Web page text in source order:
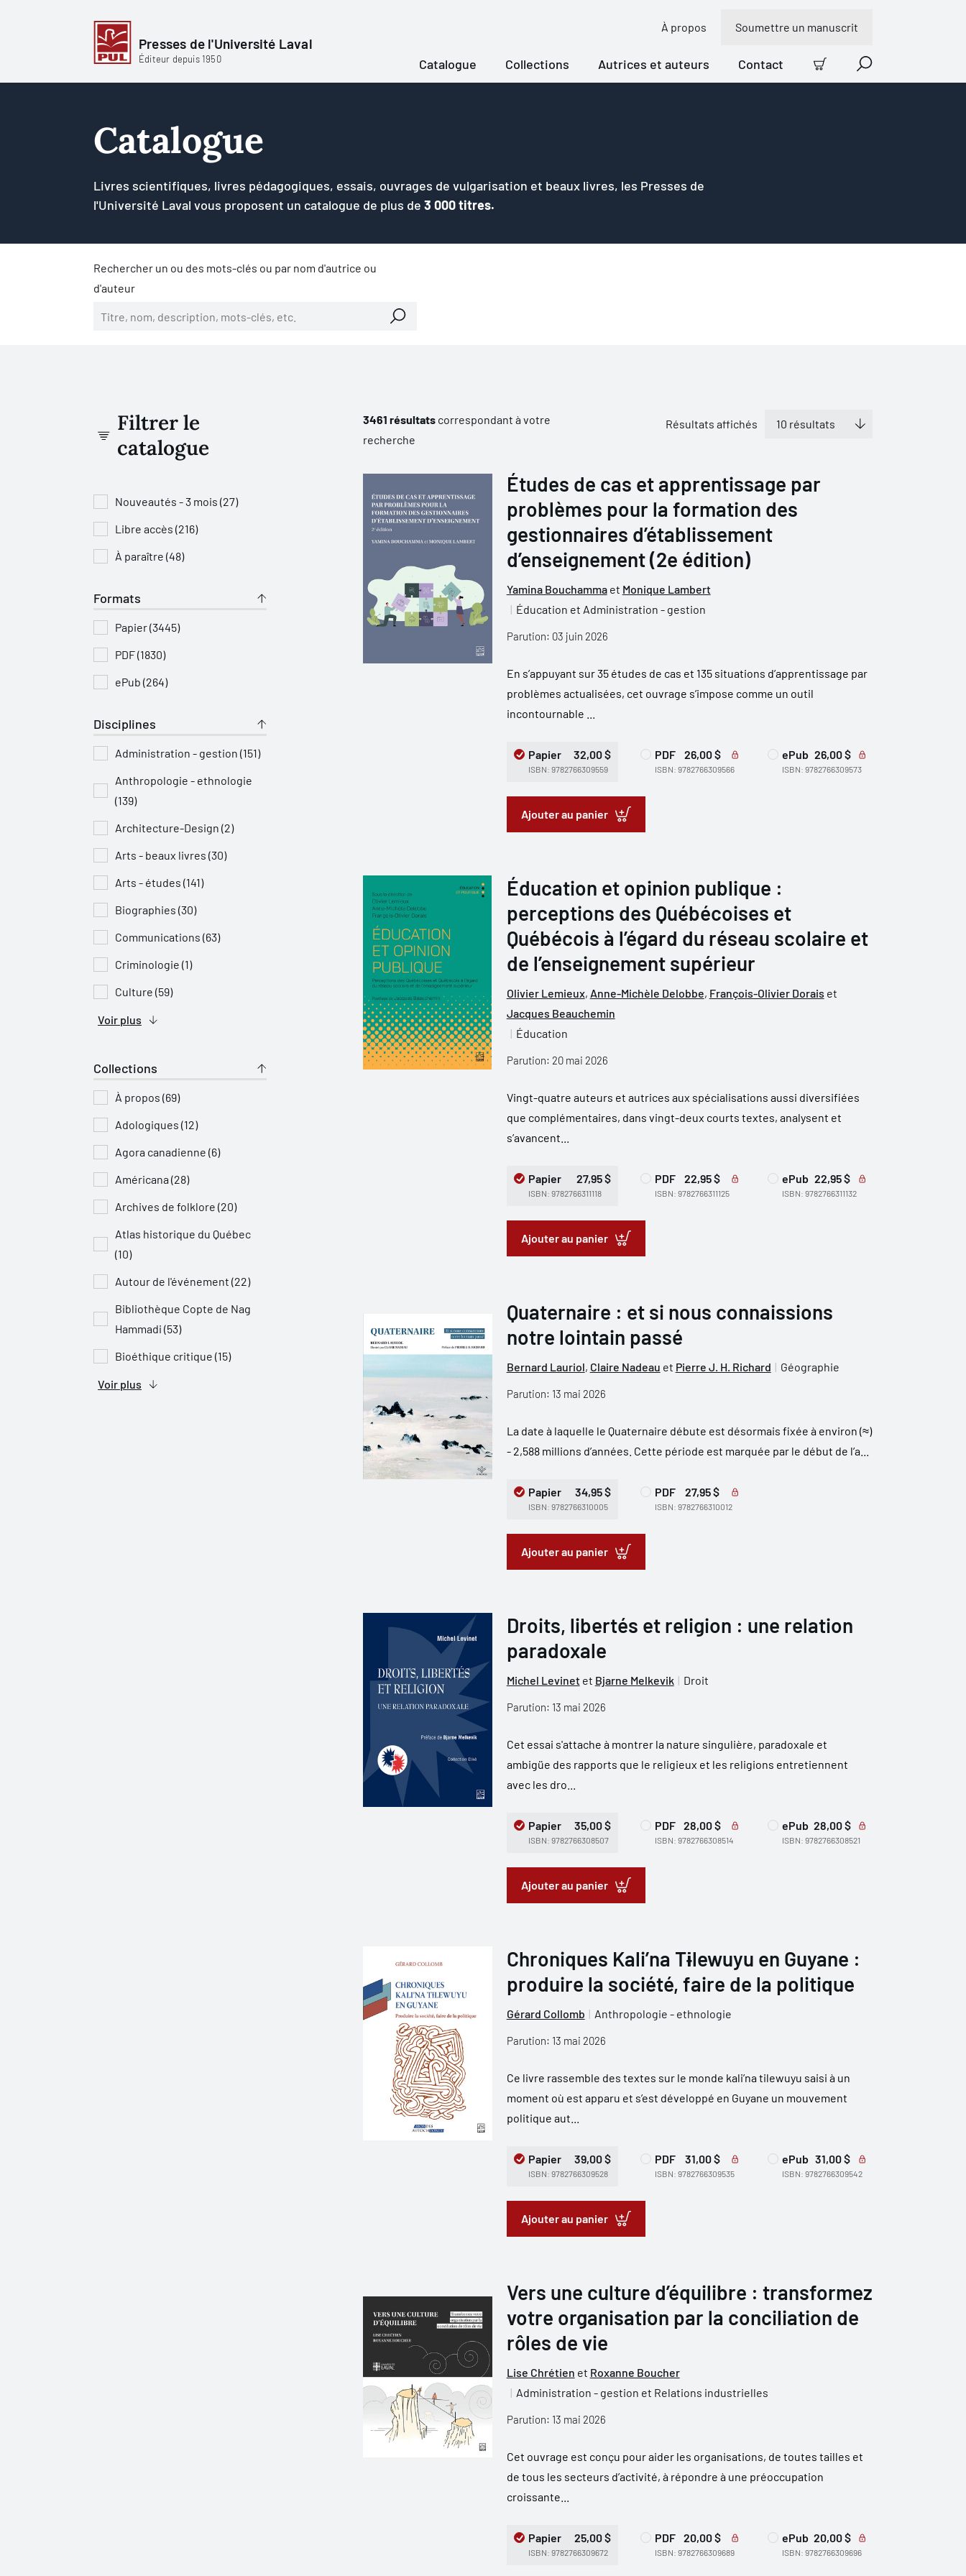
Presses de l'Université Laval
Éditeur depuis 1950
À propos Soumettre un manuscrit
Catalogue Collections Autrices et auteurs Contact
Panier Recherche
Catalogue
Livres scientifiques, livres pédagogiques, essais, ouvrages de vulgarisation et beaux livres, les Presses de
l'Université Laval vous proposent un catalogue de plus de 3 000 titres.
Rechercher un ou des mots-clés ou par nom d'autrice ou
d'auteur
Filtrer le
catalogue
Nouveautés - 3 mois (27)
Libre accès (216)
À paraître (48)
Formats
Papier (3445)
PDF (1830)
ePub (264)
Disciplines
Administration - gestion (151)
Anthropologie - ethnologie
(139)
Architecture-Design (2)
Arts - beaux livres (30)
Arts - études (141)
Biographies (30)
Communications (63)
Criminologie (1)
Culture (59)
Voir plus
Collections
À propos (69)
Adologiques (12)
Agora canadienne (6)
Américana (28)
Archives de folklore (20)
Atlas historique du Québec
(10)
Autour de l'événement (22)
Bibliothèque Copte de Nag
Hammadi (53)
Bioéthique critique (15)
Voir plus
3461 résultatscorrespondant à votre
recherche
Résultats affichés
Études de cas et apprentissage par
problèmes pour la formation des
gestionnaires d’établissement
d’enseignement (2e édition)
Yamina Bouchammaet Monique Lambert
Éducation et Administration - gestion
Parution: 03 juin 2026
En s’appuyant sur 35 études de cas et 135 situations d’apprentissage par
problèmes actualisées, cet ouvrage s’impose comme un outil
incontournable ...
Papier 32,00 $
ISBN: 9782766309559
PDF 26,00 $
ISBN: 9782766309566
ePub 26,00 $
ISBN: 9782766309573
Ajouter au panier
Éducation et opinion publique :
perceptions des Québécoises et
Québécois à l’égard du réseau scolaire et
de l’enseignement supérieur
Olivier Lemieux, Anne-Michèle Delobbe, François-Olivier Dorais et
Jacques Beauchemin
Éducation
Parution: 20 mai 2026
Vingt-quatre auteurs et autrices aux spécialisations aussi diversifiées
que complémentaires, dans vingt-deux courts textes, analysent et
s’avancent...
Papier 27,95 $
ISBN: 9782766311118
PDF 22,95 $
ISBN: 9782766311125
ePub 22,95 $
ISBN: 9782766311132
Ajouter au panier
Quaternaire : et si nous connaissions
notre lointain passé
Bernard Lauriol, Claire Nadeau et Pierre J. H. Richard Géographie
Parution: 13 mai 2026
La date à laquelle le Quaternaire débute est désormais fixée à environ (≈)
- 2,588 millions d’années. Cette période est marquée par le début de l’a...
Papier 34,95 $
ISBN: 9782766310005
PDF 27,95 $
ISBN: 9782766310012
Ajouter au panier
Droits, libertés et religion : une relation
paradoxale
Michel Levinetet Bjarne Melkevik Droit
Parution: 13 mai 2026
Cet essai s'attache à montrer la nature singulière, paradoxale et
ambigüe des rapports que le religieux et les religions entretiennent
avec les dro...
Papier 35,00 $
ISBN: 9782766308507
PDF 28,00 $
ISBN: 9782766308514
ePub 28,00 $
ISBN: 9782766308521
Ajouter au panier
Chroniques Kali’na Tɨlewuyu en Guyane :
produire la société, faire de la politique
Gérard Collomb Anthropologie - ethnologie
Parution: 13 mai 2026
Ce livre rassemble des textes sur le monde kali’na tilewuyu saisi à un
moment où est apparu et s’est développé en Guyane un mouvement
politique aut...
Papier 39,00 $
ISBN: 9782766309528
PDF 31,00 $
ISBN: 9782766309535
ePub 31,00 $
ISBN: 9782766309542
Ajouter au panier
Vers une culture d’équilibre : transformez
votre organisation par la conciliation de
rôles de vie
Lise Chrétien et Roxanne Boucher
Administration - gestion et Relations industrielles
Parution: 13 mai 2026
Cet ouvrage est conçu pour aider les organisations, de toutes tailles et
de tous les secteurs d’activité, à répondre à une préoccupation
croissante...
Papier 25,00 $
ISBN: 9782766309672
PDF 20,00 $
ISBN: 9782766309689
ePub 20,00 $
ISBN: 9782766309696